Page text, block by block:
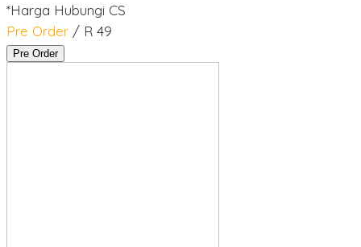
*Harga Hubungi CS
Pre Order / R 49
Pre Order